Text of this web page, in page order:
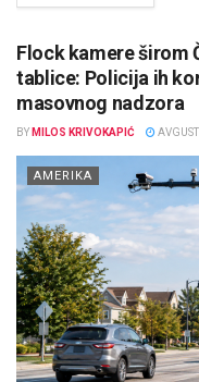
Flock kamere širom
tablice: Policija ih
masovnog nadzora
BY MILOS KRIVOKAPIĆ
AMERIKA